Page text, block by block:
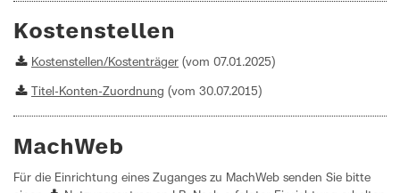
Kostenstellen
Kostenstellen/Kostenträger (vom 07.01.2025)
Titel-Konten-Zuordnung (vom 30.07.2015)
MachWeb
Für die Einrichtung eines Zuganges zu MachWeb senden Sie bitte